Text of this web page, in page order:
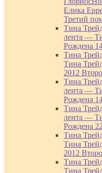
Елика
Третий
Тина
лента —
Рождена
Тина
Тина
2012
Тина
лента —
Рождена
Тина
лента —
Рождена
Тина
Тина
2012
Тина
Тина